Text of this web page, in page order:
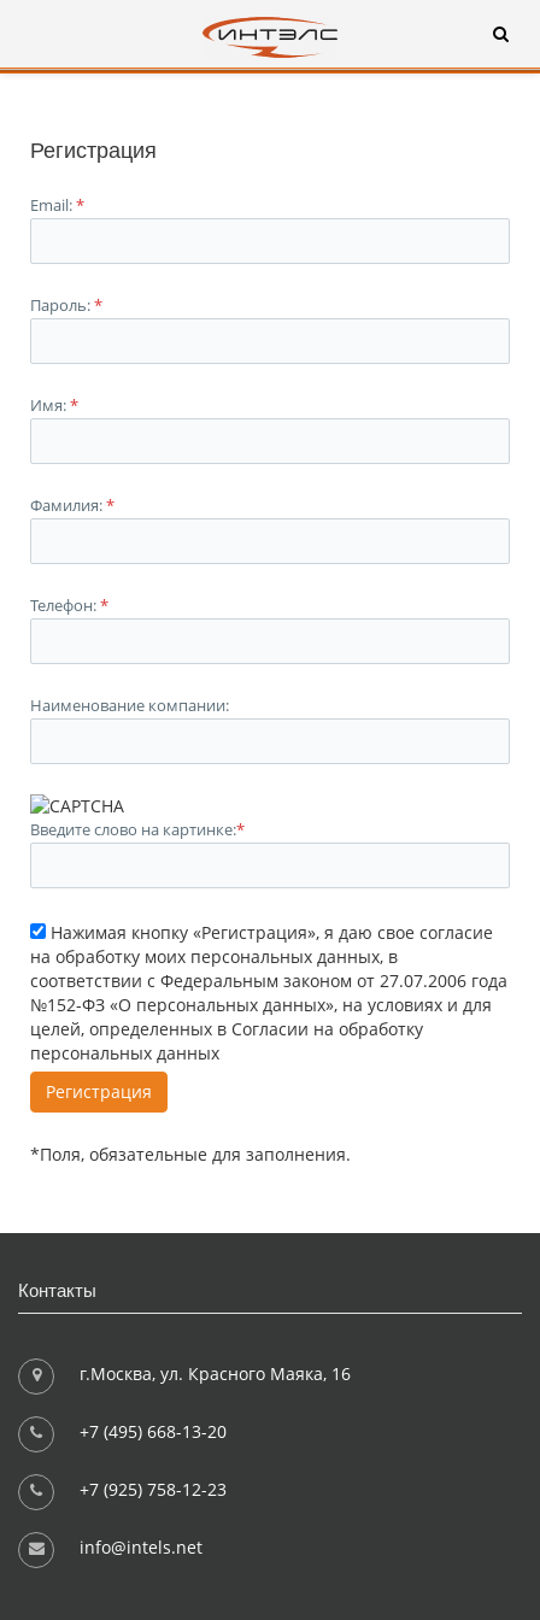
Регистрация
Email:*
Пароль:*
Имя:*
Фамилия:*
Телефон:*
Наименование компании:
Введите слово на картинке:*
Нажимая кнопку «Регистрация», я даю свое согласие
на обработку моих персональных данных, в
соответствии с Федеральным законом от 27.07.2006 года
№152-ФЗ «О персональных данных», на условиях и для
целей, определенных в Согласии на обработку
персональных данных
*Поля, обязательные для заполнения.
Контакты
г.Москва, ул. Красного Маяка, 16
+7 (495) 668-13-20
+7 (925) 758-12-23
info@intels.net